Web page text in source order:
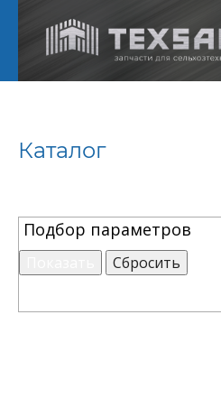
Каталог
Подбор параметров